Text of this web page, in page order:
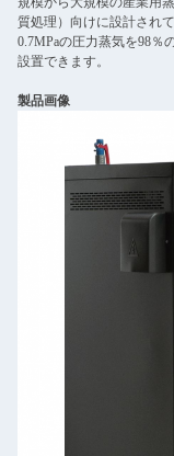
質処理）向けに設計され
0.7MPaの圧力蒸気を98％
設置できます。
製品画像